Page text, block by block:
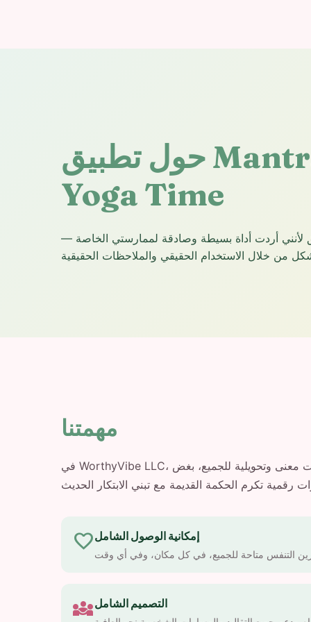
حول تطبيق Mantra Breath
Yoga Time
لأنني أردت أداة بسيطة وصادقة لممارستي الخاصة —
مهمتنا
في WorthyVibe LLC، أؤمن بأن ممارسة الوعي الذهني يجب أن تكون متاحة وذات معنى وتحويلية للجميع، بغض
favoriteإمكانية الوصول الشامل
diversity_3التصميم الشامل